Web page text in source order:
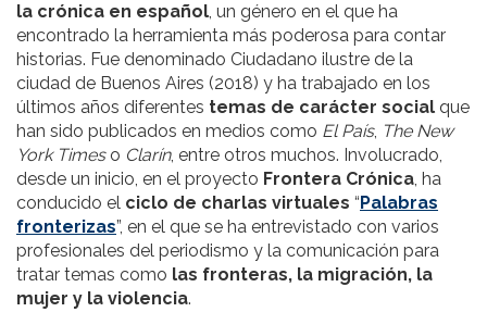
la crónica en español, un género en el que ha
encontrado la herramienta más poderosa para contar
historias. Fue denominado Ciudadano ilustre de la
ciudad de Buenos Aires (2018) y ha trabajado en los
últimos años diferentes temas de carácter social que
han sido publicados en medios como El País, The New
York Timeso Clarín, entre otros muchos. Involucrado,
desde un inicio, en el proyecto Frontera Crónica, ha
conducido el ciclo de charlas virtuales “ Palabras
fronterizas”, en el que se ha entrevistado con varios
profesionales del periodismo y la comunicación para
tratar temas como las fronteras, la migración, la
mujer y la violencia.